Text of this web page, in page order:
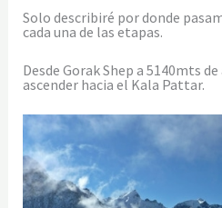
Solo describiré por donde
cada una de las etapas.
Desde Gorak Shep a 5140mts
ascender hacia el Kala Pattar.